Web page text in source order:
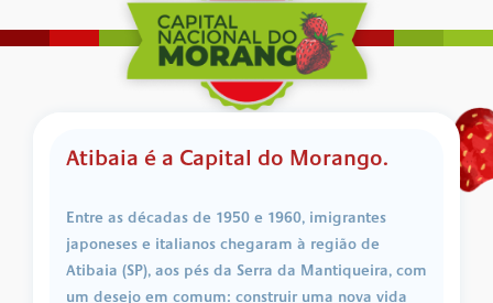
Atibaia é a Capital do Morango.
Entre as décadas de 1950 e 1960, imigrantes
japoneses e italianos chegaram à região de
Atibaia (SP), aos pés da Serra da Mantiqueira, com
um desejo em comum: construir uma nova vida